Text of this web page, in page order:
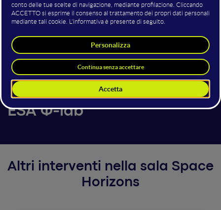
Commercial EO system support
engineer
5 giugno 202510:30 - 11:00
Space Horizons
Research and Invest with
ESA Φ-lab
Altri interventi nella sala Space
Horizons